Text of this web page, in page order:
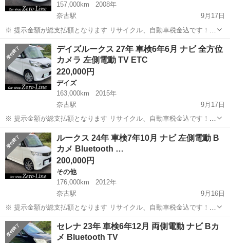
157,000km
2008年
奈古駅
9月17日
※ 提示金額が総支払額となります リサイクル、自動車税金込です！
まず支払い能力がない、約束を守れない、調べれば分かることやくだ
らない質問、値引き交渉をされる方はコメント、連絡してこないでく
ださい。もしされた場合はブロッ...
山口 萩市 奈古駅 日産 Bluetooth
デイズルークス 27年 車検6年6月 ナビ 全方位
カメラ 左側電動 TV ETC
220,000円
デイズ
163,000km
2015年
奈古駅
9月17日
※ 提示金額が総支払額となります リサイクル、自動車税金込です！
まず支払い能力がない、約束を守れない、調べれば分かることやくだ
らない質問、値引き交渉をされる方はコメント、連絡してこないでく
ださい。もしされた場合はブロッ...
山口 萩市 奈古駅 デイズ 車両
ルークス 24年 車検7年10月 ナビ 左側電動 B
カメ Bluetooth …
200,000円
その他
176,000km
2012年
奈古駅
9月16日
※ 提示金額が総支払額となります リサイクル、自動車税金込です！
まず支払い能力がない、約束を守れない、調べれば分かることやくだ
らない質問、値引き交渉をされる方はコメント、連絡してこないでく
ださい。もしされた場合はブロッ...
山口 萩市 奈古駅 その他 ルークス
セレナ 23年 車検6年12月 両側電動 ナビ Bカ
メ Bluetooth TV